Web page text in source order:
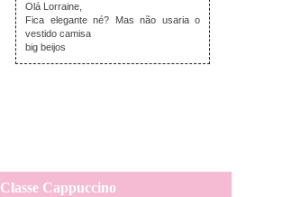
Olá Lorraine,
Fica elegante né? Mas não usaria o
vestido camisa
big beijos
Classe Cappuccino